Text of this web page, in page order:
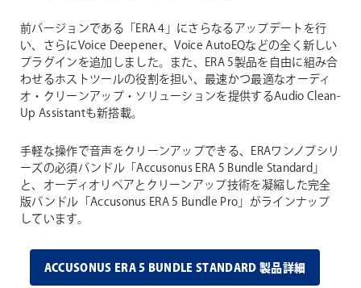
前バージョンである「ERA 4」にさらなるアップデートを行
い、さらにVoice Deepener、Voice AutoEQなどの全く新しい
プラグインを追加しました。また、ERA 5製品を自由に組み合
わせるホストツールの役割を担い、最速かつ最適なオーディ
オ・クリーンアップ・ソリューションを提供するAudio Clean-
Up Assistantも新搭載。
手軽な操作で音声をクリーンアップできる、ERAワンノブシリ
ーズの必須バンドル「Accusonus ERA 5 Bundle Standard」
と、オーディオリペアとクリーンアップ技術を凝縮した完全
版バンドル「Accusonus ERA 5 Bundle Pro」がラインナップ
しています。
ACCUSONUS ERA 5 BUNDLE STANDARD 製品詳細